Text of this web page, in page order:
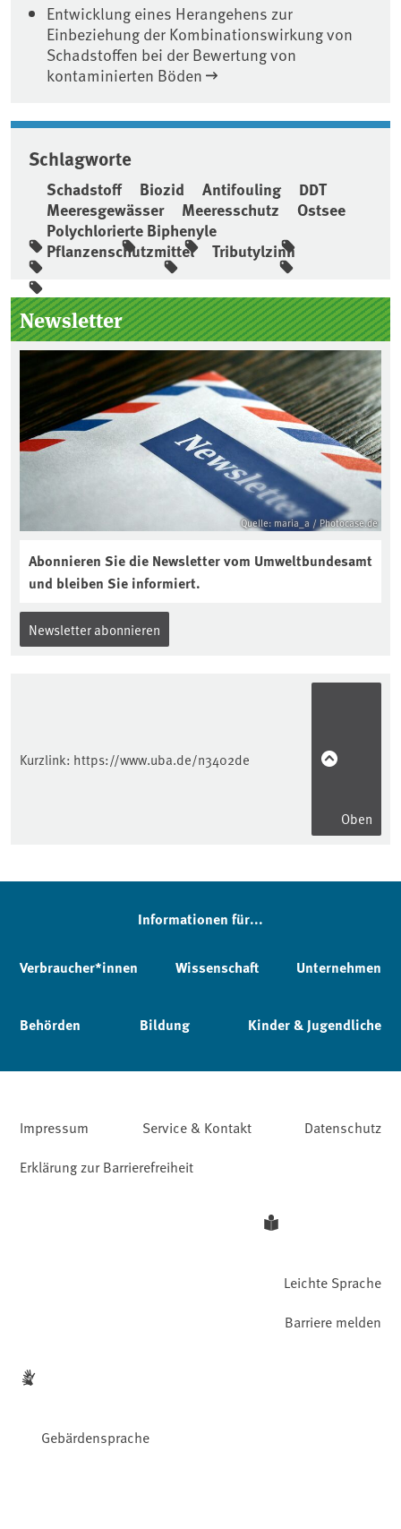
Entwicklung eines Herangehens zur
Einbeziehung der Kombinationswirkung von
Schadstoffen bei der Bewertung von
kontaminierten Böden
Schlagworte
Schadstoff Biozid Antifouling
DDT
Meeresgewässer
Meeresschutz
Ostsee
Polychlorierte Biphenyle
Pflanzenschutzmittel
Tributylzinn
Seitenleiste
Newsletter
Quelle: maria_a / Photocase.de
Abonnieren Sie die Newsletter vom Umweltbundesamt
und bleiben Sie informiert.
Newsletter abonnieren
Kurzlink: https://www.uba.de/n3402de
Oben
Informationen für...
Verbraucher*innen Wissenschaft Unternehmen
Behörden Bildung Kinder & Jugendliche
Impressum Service & Kontakt
Datenschutz
Erklärung zur Barrierefreiheit
Leichte Sprache
Gebärdensprache
Barriere melden